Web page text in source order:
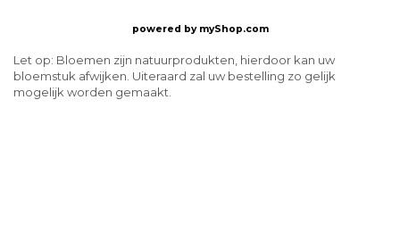
powered by myShop.com
Let op: Bloemen zijn natuurprodukten, hierdoor kan uw
bloemstuk afwijken. Uiteraard zal uw bestelling zo gelijk
mogelijk worden gemaakt.